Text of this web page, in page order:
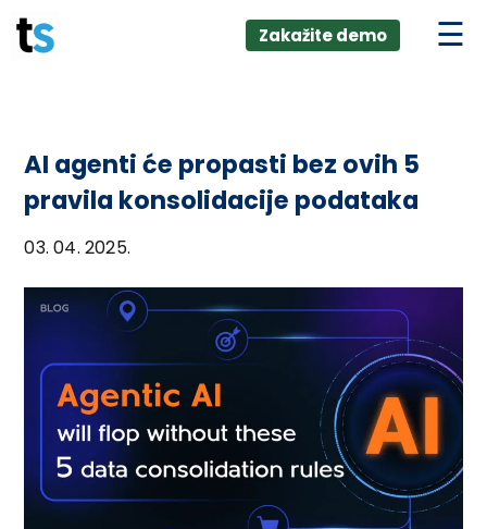
Skip
to
AI +
Zakažite demo
AI agenti će propasti bez ovih 5
pravila konsolidacije podataka
03. 04. 2025.